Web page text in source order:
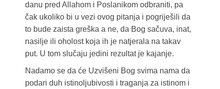
danu pred Allahom i Poslanikom odbraniti, pa
čak ukoliko bi u vezi ovog pitanja i pogriješili da
to bude zaista greška a ne, da Bog sačuva, inat,
nasilje ili oholost koja ih je natjerala na takav
put. U tom slučaju jedini rezultat je kajanje.
Nadamo se da će Uzvišeni Bog svima nama da
podari duh istinoljubivosti i traganja za istinom i